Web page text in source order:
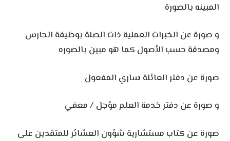
المبينه بالصورة
و صورة عن الخبرات العملية ذات الصلة بوظيفة الحارس
ومصدقة حسب الأصول كما هو مبين بالصوره
صورة عن دفتر العائلة ساري المفعول
و صورة عن دفتر خدمة العلم مؤجل / معفي
صورة عن كتاب مستشارية شؤون العشائر للمتقدين على